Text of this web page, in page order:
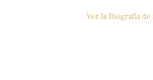
Ver la Biografía